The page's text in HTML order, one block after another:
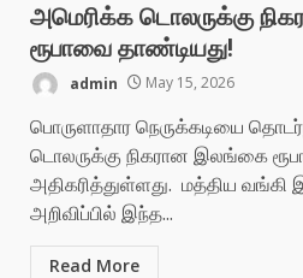
அமெரிக்க டொலருக்கு
ரூபாவை தாண்டியது!
admin May 15, 2026
பொருளாதார நெருக்கடியை
டொலருக்கு நிகரான இலங்கை
அதிகரித்துள்ளது. மத்திய வங்கி
அறிவிப்பில் இந்த...
Read More